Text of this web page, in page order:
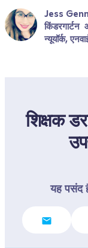
Jess
किंडरगार्टन
न्यूयॉर्क,
शिक्षक
यह पसंद